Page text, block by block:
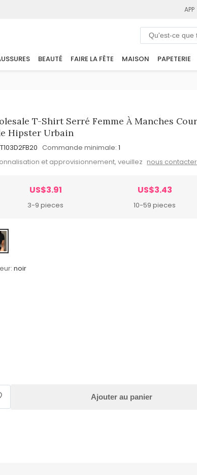
APP
BEAUTÉ FAIRE LA FÊTE MAISON PAPETERIE
T-Shirt Serré Femme À Manches
Hipster Urbain
T103D2FB20 Commande minimale: 1
et approvisionnement, veuillez nous contacter
US$3.91
3-9 pieces
US$3.43
10-59 pieces
noir
Ajouter au panier